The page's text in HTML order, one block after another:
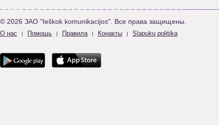
© 2026 ЗАО "Ieškok komunikacijos". Все права защищены.
О нас | Помощь | Правила | Конакты | Slapukų politika